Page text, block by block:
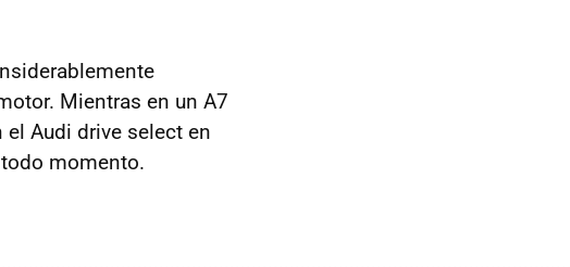
Mientras en un A7
Audi drive select en
momento.